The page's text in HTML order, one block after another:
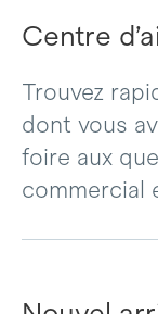
Centre
Trouvez
dont vous
foire aux
commercial